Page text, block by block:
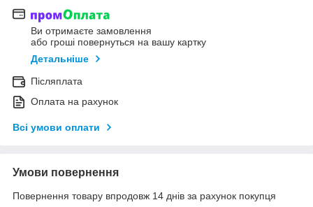
Ви отримаєте замовлення
або гроші повернуться на вашу картку
Детальніше
Післяплата
Оплата на рахунок
Всі умови оплати
Умови повернення
Повернення товару впродовж 14 днів за рахунок покупця